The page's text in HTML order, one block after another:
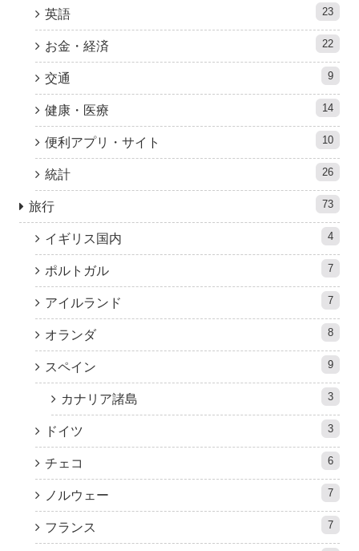
英語 23
お金・経済 22
交通 9
健康・医療 14
便利アプリ・サイト 10
統計 26
旅行 73
イギリス国内 4
ポルトガル 7
アイルランド 7
オランダ 8
スペイン 9
カナリア諸島 3
ドイツ 3
チェコ 6
ノルウェー 7
フランス 7